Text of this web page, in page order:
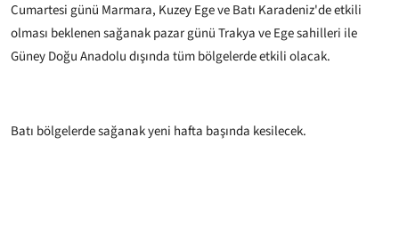
Cumartesi günü Marmara, Kuzey Ege ve Batı Karadeniz'de etkili
olması beklenen sağanak pazar günü Trakya ve Ege sahilleri ile
Güney Doğu Anadolu dışında tüm bölgelerde etkili olacak.
Batı bölgelerde sağanak yeni hafta başında kesilecek.